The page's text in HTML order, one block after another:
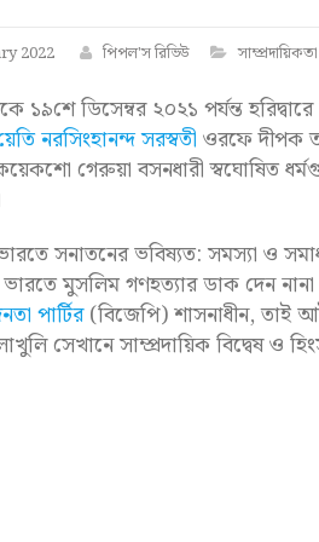
2022 পিপল'স রিভিউ সাম্প্রদায়িকতা
১৯শে ডিসেম্বর ২০২১ পর্যন্ত
নরসিংহানন্দ সরস্বতী ওরফে দীপক
গেরুয়া বসনধারী স্বঘোষিত
সনাতনের ভবিষ্যত: সমস্যা ও
মুসলিম গণহত্যার ডাক দেন নানা
পার্টির(বিজেপি) শাসনাধীন, তাই
সেখানে সাম্প্রদায়িক বিদ্বেষ ও